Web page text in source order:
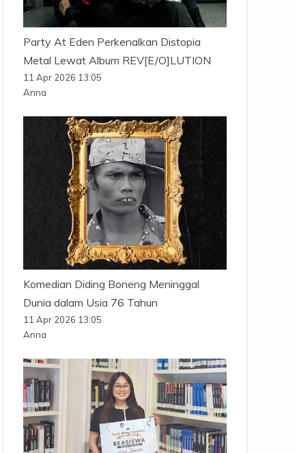
Party At Eden Perkenalkan Distopia
Metal Lewat Album REV[E/O]LUTION
11 Apr 2026 13:05
Anna
Komedian Diding Boneng Meninggal
Dunia dalam Usia 76 Tahun
11 Apr 2026 13:05
Anna